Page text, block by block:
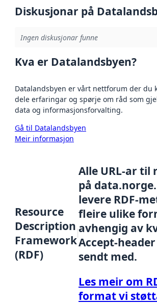
Diskusjonar på
Ingen diskusjonar funne
Kva er Datalandsbyen?
Datalandsbyen er vårt nettforum der du
dele erfaringar og spørje om råd som
data og informasjonsforvalting.
Gå til Datalandsbyen
Meir informasjon
Resource
Description
Framework
(RDF)
Alle URL-ar til
på
levere RDF-
fleire ulike
avhengig av
Accept-
sendt med.
Les meir om
format vi